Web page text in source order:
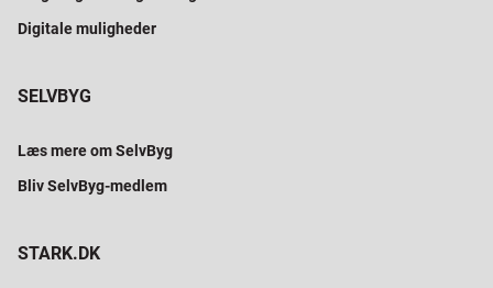
Digitale muligheder
SELVBYG
Læs mere om SelvByg
Bliv SelvByg-medlem
STARK.DK